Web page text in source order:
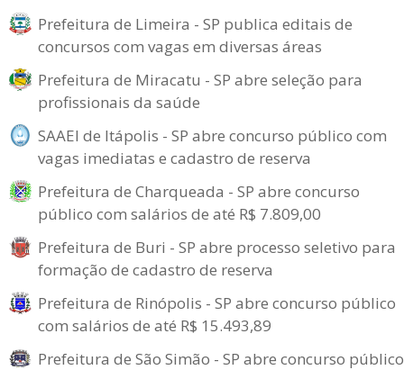
Prefeitura de Limeira - SP publica editais de
concursos com vagas em diversas áreas
Prefeitura de Miracatu - SP abre seleção para
profissionais da saúde
SAAEI de Itápolis - SP abre concurso público com
vagas imediatas e cadastro de reserva
Prefeitura de Charqueada - SP abre concurso
público com salários de até R$ 7.809,00
Prefeitura de Buri - SP abre processo seletivo para
formação de cadastro de reserva
Prefeitura de Rinópolis - SP abre concurso público
com salários de até R$ 15.493,89
Prefeitura de São Simão - SP abre concurso público